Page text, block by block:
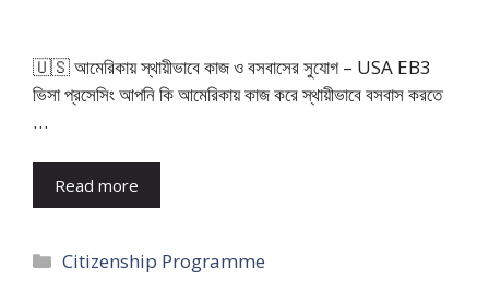
🇺🇸 আমেরিকায় স্থায়ীভাবে কাজ ও বসবাসের সুযোগ – USA EB3
ভিসা প্রসেসিং আপনি কি আমেরিকায় কাজ করে স্থায়ীভাবে বসবাস করতে
…
Read more
Categories
Citizenship Programme